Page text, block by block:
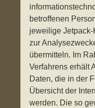
betroffenen
jeweilige
zur
übermitteln. Im
Verfahrens erhält
Daten, die in der
Übersicht der
werden. Die so